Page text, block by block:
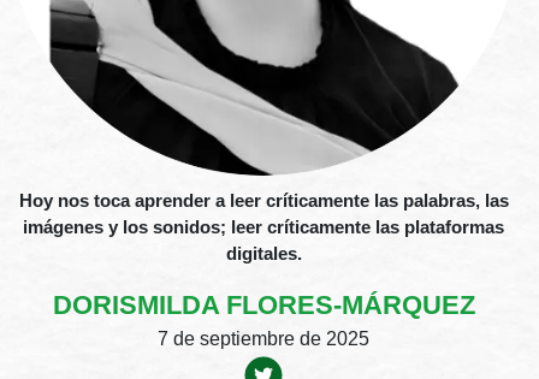
Hoy nos toca aprender a leer críticamente las palabras, las
imágenes y los sonidos; leer críticamente las plataformas
digitales.
DORISMILDA FLORES-MÁRQUEZ
7 de septiembre de 2025